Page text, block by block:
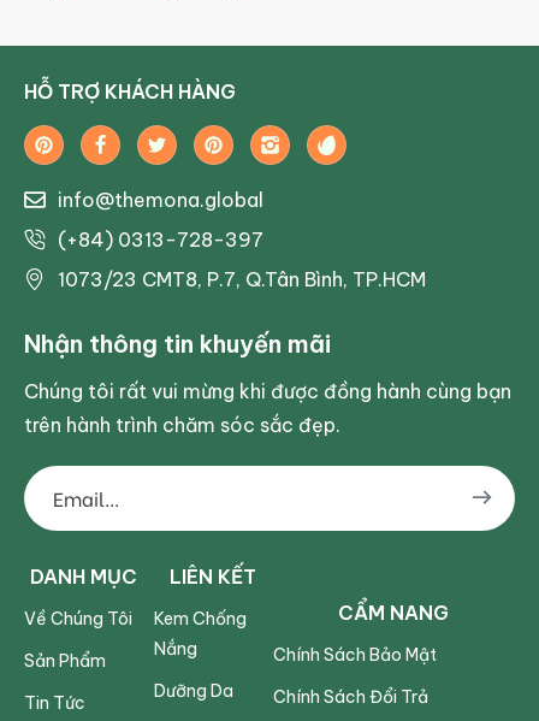
HỖ TRỢ KHÁCH HÀNG
info@themona.global
(+84) 0313-728-397
1073/23 CMT8, P.7, Q.Tân Bình, TP.HCM
DANH MỤC
Về Chúng Tôi
Sản Phẩm
Tin Tức
LIÊN KẾT
Kem Chống
Nắng
Dưỡng Da
CẨM NANG
Chính Sách Bảo Mật
Chính Sách Đổi Trả
Nhận thông tin khuyến mãi
Chúng tôi rất vui mừng khi được đồng hành cùng bạn
trên hành trình chăm sóc sắc đẹp.